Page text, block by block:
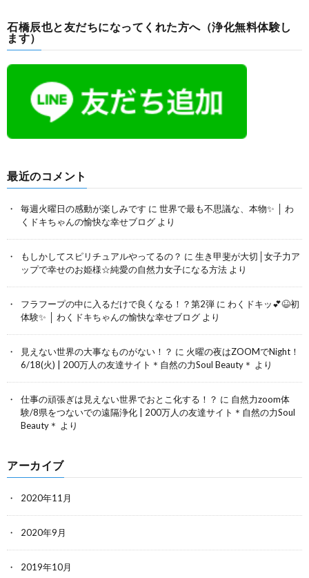
石橋辰也と友だちになってくれた方へ（浄化無料体験し
ます）
最近のコメント
毎週火曜日の感動が楽しみです に 世界で最も不思議な、本物✨ │ わ
くドキちゃんの愉快な幸せブログ より
もしかしてスピリチュアルやってるの？ に 生き甲斐が大切│女子力ア
ップで幸せのお姫様☆純愛の自然力女子になる方法 より
フラフープの中に入るだけで良くなる！？第2弾 に わくドキッ💕😆初
体験✨ │ わくドキちゃんの愉快な幸せブログ より
見えない世界の大事なものがない！？ に 火曜の夜はZOOMでNight！
6/18(火) | 200万人の友達サイト＊自然の力Soul Beauty＊ より
仕事の頑張ぎは見えない世界でおとこ化する！？ に 自然力zoom体
験/8県をつないでの遠隔浄化 | 200万人の友達サイト＊自然の力Soul
Beauty＊ より
アーカイブ
2020年11月
2020年9月
2019年10月